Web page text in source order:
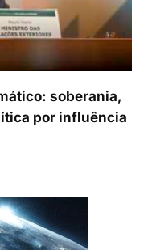
soberania,
por influência